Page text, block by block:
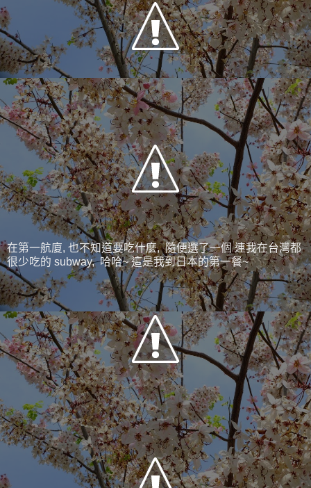
在第一航廈, 也不知道要吃什麼, 隨便選了一個 連我在台灣都
很少吃的 subway, 哈哈~ 這是我到日本的第一餐~